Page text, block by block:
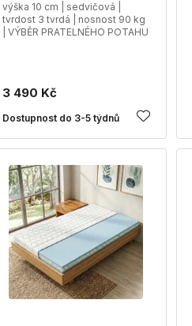
výška 10 cm | sedvičová |
tvrdost 3 tvrdá | nosnost 90 kg
| VÝBĚR PRATELNÉHO POTAHU
3 490 Kč
Dostupnost do 3-5 týdnů